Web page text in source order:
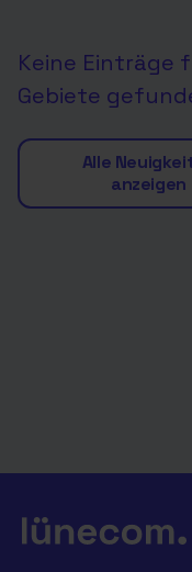
Keine Einträge
Gebiete
Alle
anzeigen